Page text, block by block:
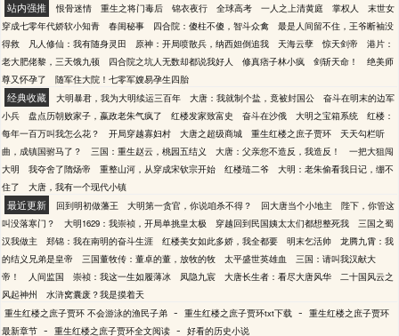
站内强推 恨骨迷情 重生之将门毒后 锦衣夜行 全球高考 一人之上清黄庭 掌权人
末世女
穿成七零年代娇软小知青
春闺秘事 四合院：傻柱不傻，智斗众禽
最是人间留不住，王爷断袖没
得救
凡人修仙：我有随身灵田 原神：开局喷散兵，纳西妲倒追我 天海云孽 惊天剑帝
港片：
老大肥佬黎，三天饿九顿
四合院之坑人无数却都说我好人 修真痞子林小疯 剑斩天命！
绝美师
尊又怀孕了
随军住大院！七零军嫂易孕生四胎
经典收藏 大明暴君，我为大明续运三百年 大唐：我就制个盐，竟被封国公
奋斗在明末的边军
小兵
盘点历朝败家子，嬴政老朱气疯了 红楼发家致富史 奋斗在沙俄 大明之宝箱系统
红楼：
每年一百万叫我怎么花？
开局穿越寡妇村 大唐之超级商城 重生红楼之庶子贾环
天天勾栏听
曲，成镇国驸马了？
三国：重生赵云，桃园五结义 大唐：父亲您不造反，我造反！
一把大狙闯
大明
我夺舍了隋炀帝 重整山河，从穿成宋钦宗开始 红楼琏二爷
大明：老朱偷看我日记，绷不
住了
大唐，我有一个现代小镇
最近更新 回到明初做藩王 大明第一贪官，你说咱杀不得？ 回大唐当个小地主
陛下，你管这
叫没落寒门？
大明1629：我崇祯，开局单挑皇太极 穿越回到民国姨太太们都想整死我
三国之蜀
汉我做主
郑锦：我在南明的奋斗生涯 红楼美女如此多娇，我全都要 明末乞活帅
龙腾九霄：我
的结义兄弟是皇帝
三国董牧传：董卓的董，放牧的牧 太平盛世英雄血
三国：请叫我汉献大
帝！
人间监国 崇祯：我这一生如履薄冰 凤隐九宸 大唐长生者：看尽大唐风华
二十国风云之
风起神州
水浒窝囊废？我是摸着天
重生红楼之庶子贾环 不会游泳的渔民子弟 - 重生红楼之庶子贾环txt下载 - 重生红楼之庶子贾环
最新章节 - 重生红楼之庶子贾环全文阅读 - 好看的历史小说